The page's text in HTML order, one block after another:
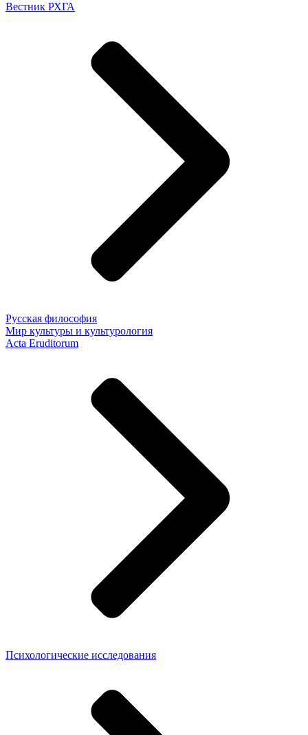
Вестник РХГА
Русская философия
Мир культуры и культурология
Acta Eruditorum
Психологические исследования